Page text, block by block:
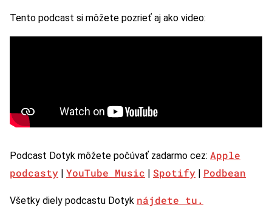
Tento podcast si môžete pozrieť aj ako video:
Podcast Dotyk môžete počúvať zadarmo cez: Apple
podcasty
YouTube Music Spotify Podbean
Všetky diely podcastu Dotyk nájdete tu.